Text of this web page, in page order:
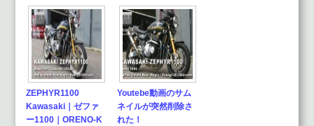
ZEPHYR1100
Kawasaki｜ゼファ
ー1100｜ORENO-K
Youtebe動画のサム
ネイルが突然削除さ
れた！